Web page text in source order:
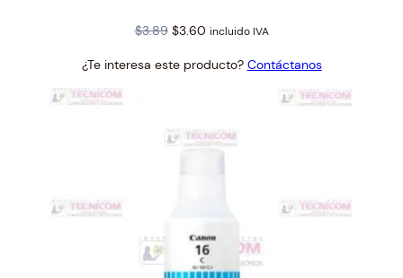
$3.89 Original
was:
$3.60Current
is:
incluido IVA
¿Te interesa este producto? Contáctanos